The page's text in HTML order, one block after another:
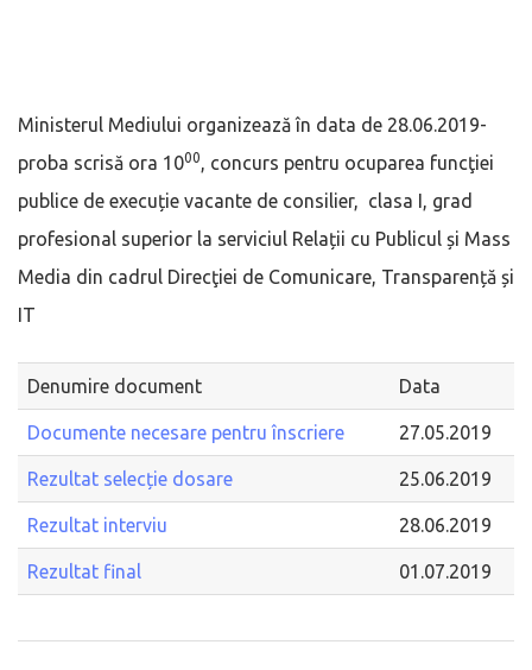
Ministerul Mediului organizează în data de 28.06.2019-
proba scrisă ora 1000, concurs pentru ocuparea funcţiei
publice de execuție vacante de consilier, clasa I, grad
profesional superior la serviciul Relații cu Publicul și Mass
Media din cadrul Direcţiei de Comunicare, Transparență și
IT
Denumire document Data
Documente necesare pentru înscriere 27.05.2019
Rezultat selecție dosare 25.06.2019
Rezultat interviu 28.06.2019
Rezultat final 01.07.2019